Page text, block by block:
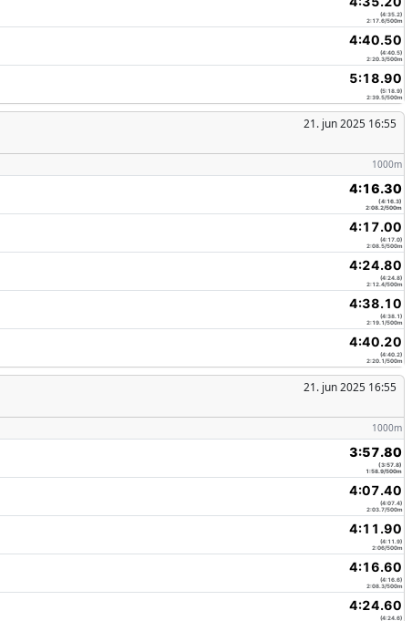
(4:35.2)
2:17.6/500m
4:40.50
(4:40.5)
2:20.3/500m
5:18.90
(5:18.9)
2:39.5/500m
21. jun 2025 16:55
1000m
4:16.30
(4:16.3)
2:08.2/500m
4:17.00
(4:17.0)
2:08.5/500m
4:24.80
(4:24.8)
2:12.4/500m
4:38.10
(4:38.1)
2:19.1/500m
4:40.20
(4:40.2)
2:20.1/500m
21. jun 2025 16:55
1000m
3:57.80
(3:57.8)
1:58.9/500m
4:07.40
(4:07.4)
2:03.7/500m
4:11.90
(4:11.9)
2:06/500m
4:16.60
(4:16.6)
2:08.3/500m
4:24.60
(4:24.6)